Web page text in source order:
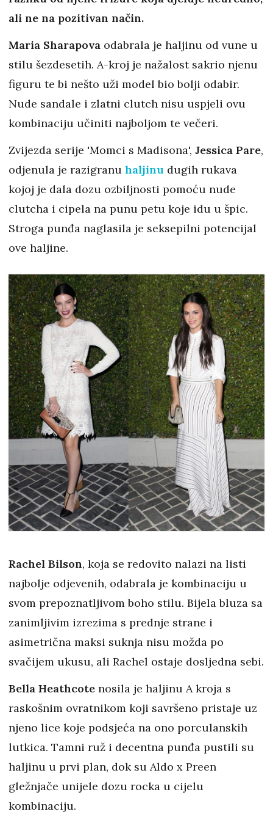
ali ne na pozitivan način.
Maria Sharapova odabrala je haljinu od vune u
stilu šezdesetih. A-kroj je nažalost sakrio njenu
figuru te bi nešto uži model bio bolji odabir.
Nude sandale i zlatni clutch nisu uspjeli ovu
kombinaciju učiniti najboljom te večeri.
Zvijezda serije 'Momci s Madisona', Jessica Pare,
odjenula je razigranu haljinu dugih rukava
kojoj je dala dozu ozbiljnosti pomoću nude
clutcha i cipela na punu petu koje idu u špic.
Stroga punđa naglasila je seksepilni potencijal
ove haljine.
Rachel Bilson, koja se redovito nalazi na listi
najbolje odjevenih, odabrala je kombinaciju u
svom prepoznatljivom boho stilu. Bijela bluza sa
zanimljivim izrezima s prednje strane i
asimetrična maksi suknja nisu možda po
svačijem ukusu, ali Rachel ostaje dosljedna sebi.
Bella Heathcote nosila je haljinu A kroja s
raskošnim ovratnikom koji savršeno pristaje uz
njeno lice koje podsjeća na ono porculanskih
lutkica. Tamni ruž i decentna punđa pustili su
haljinu u prvi plan, dok su Aldo x Preen
gležnjače unijele dozu rocka u cijelu
kombinaciju.